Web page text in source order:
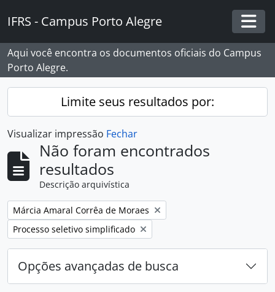
IFRS - Campus Porto Alegre
Aqui você encontra os documentos oficiais do Campus
Porto Alegre.
Limite seus resultados por:
Visualizar impressão Fechar
Não foram encontrados
resultados
Descrição arquivística
Remover filtro:
Márcia Amaral Corrêa de Moraes
Remover filtro:
Processo seletivo simplificado
Opções avançadas de busca